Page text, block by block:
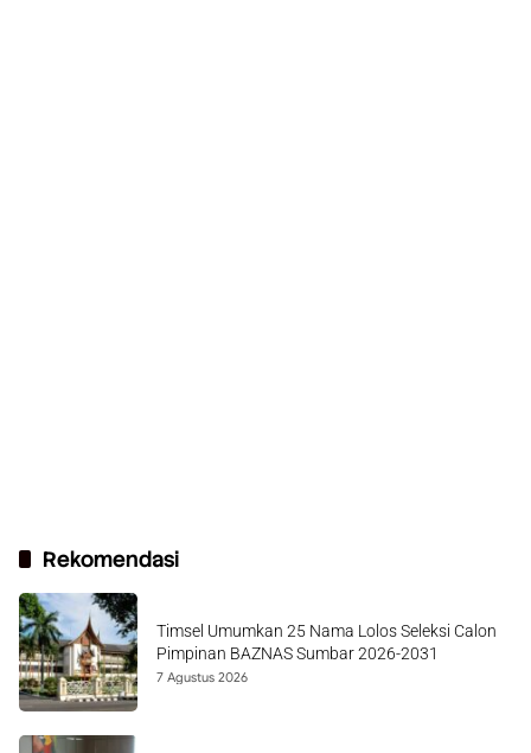
Rekomendasi
Timsel Umumkan 25 Nama Lolos Seleksi Calon
Pimpinan BAZNAS Sumbar 2026-2031
7 Agustus 2026